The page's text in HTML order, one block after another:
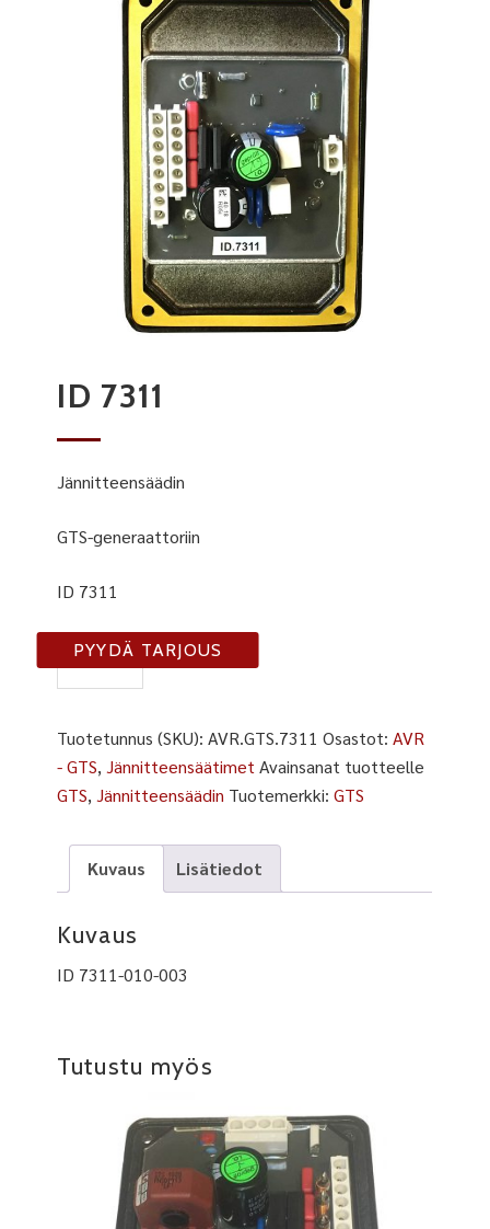
ID 7311
Jännitteensäädin
GTS-generaattoriin
ID 7311
7311
PYYDÄ TARJOUS
Tuotetunnus (SKU):AVR.GTS.7311 Osastot:AVR
- GTS,Jännitteensäätimet Avainsanat tuotteelle
GTS,Jännitteensäädin Tuotemerkki:GTS
Kuvaus Lisätiedot
Kuvaus
ID 7311-010-003
Tutustu myös